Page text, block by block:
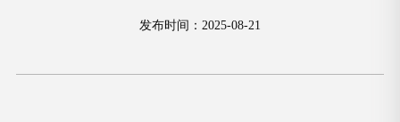
发布时间：2025-08-21